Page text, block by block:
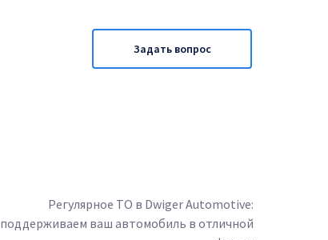
Задать вопрос
Регулярное ТО в Dwiger Automotive:
поддерживаем ваш автомобиль в отличной